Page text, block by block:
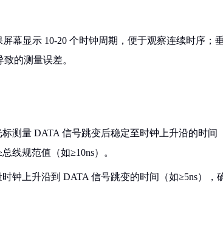
幕显示 10-20 个时钟周期，便于观察连续时序；
的测量误差。
测量 DATA 信号跳变后稳定至时钟上升沿的时间
线规范值（如≥10ns）。
钟上升沿到 DATA 信号跳变的时间（如≥5ns），